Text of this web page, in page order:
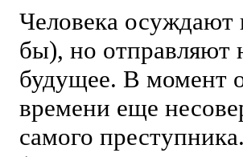
Человека осуждают
бы), но отправляют
будущее. В момент
времени еще
самого